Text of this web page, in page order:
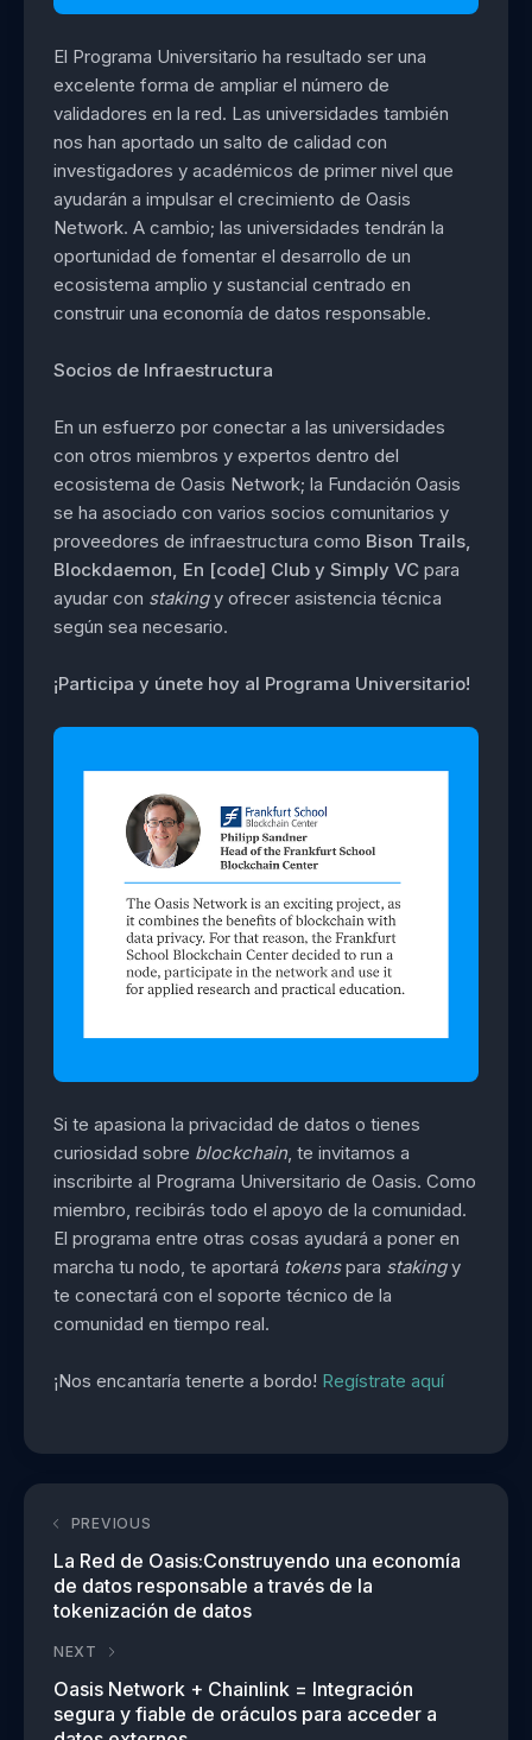
El Programa Universitario ha resultado ser una
excelente forma de ampliar el número de
validadores en la red. Las universidades también
nos han aportado un salto de calidad con
investigadores y académicos de primer nivel que
ayudarán a impulsar el crecimiento de Oasis
Network. A cambio; las universidades tendrán la
oportunidad de fomentar el desarrollo de un
ecosistema amplio y sustancial centrado en
construir una economía de datos responsable.
Socios de Infraestructura
En un esfuerzo por conectar a las universidades
con otros miembros y expertos dentro del
ecosistema de Oasis Network; la Fundación Oasis
se ha asociado con varios socios comunitarios y
proveedores de infraestructura como Bison Trails,
Blockdaemon, En [code] Club y Simply VC para
ayudar con stakingy ofrecer asistencia técnica
según sea necesario.
¡Participa y únete hoy al Programa Universitario!
Si te apasiona la privacidad de datos o tienes
curiosidad sobre blockchain , te invitamos a
inscribirte al Programa Universitario de Oasis. Como
miembro, recibirás todo el apoyo de la comunidad.
El programa entre otras cosas ayudará a poner en
marcha tu nodo, te aportará tokenspara stakingy
te conectará con el soporte técnico de la
comunidad en tiempo real.
¡Nos encantaría tenerte a bordo! Regístrate aquí
PREVIOUS
La Red de Oasis:Construyendo una economía
de datos responsable a través de la
tokenización de datos
NEXT
Oasis Network + Chainlink = Integración
segura y fiable de oráculos para acceder a